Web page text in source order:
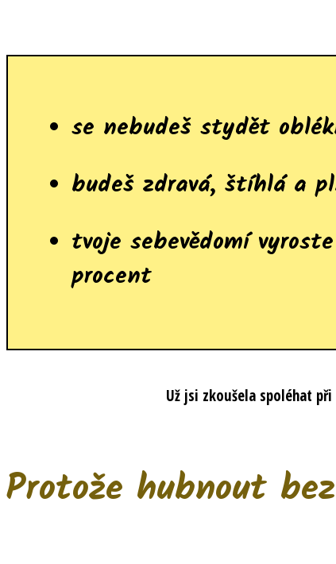
se nebudeš stydět
budeš zdravá, štíhlá a
tvoje sebevědomí
procent
Už jsi zkoušela spoléhat
Protože hubnout